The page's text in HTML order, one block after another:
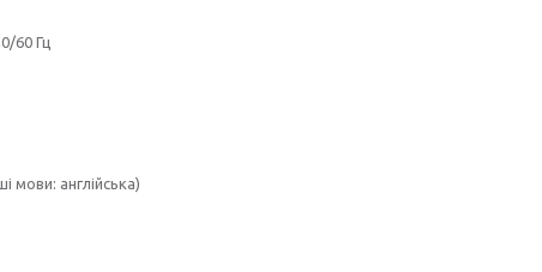
60 Гц
мови: англійська)